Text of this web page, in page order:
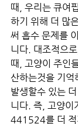
때, 우리는 큐여
하기 위해 더 많
써 흡수 문제를
니다. 대조적으
때, 고양이 주인
산하는것을 기억
발생할수 있는
니다. 즉, 고양이
441524를 더 적